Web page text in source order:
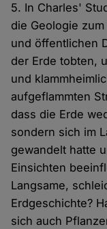
5. In Charles'
die Geologie
und öffentlichen
der Erde tobten,
und
aufgeflammten
dass die Erde
sondern sich im
gewandelt hatte
Einsichten
Langsame,
Erdgeschichte?
sich auch